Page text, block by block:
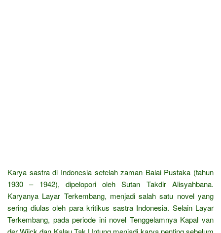
Karya sastra di Indonesia setelah zaman Balai Pustaka (tahun
1930 – 1942), dipelopori oleh Sutan Takdir Alisyahbana.
Karyanya Layar Terkembang, menjadi salah satu novel yang
sering diulas oleh para kritikus sastra Indonesia. Selain Layar
Terkembang, pada periode ini novel Tenggelamnya Kapal van